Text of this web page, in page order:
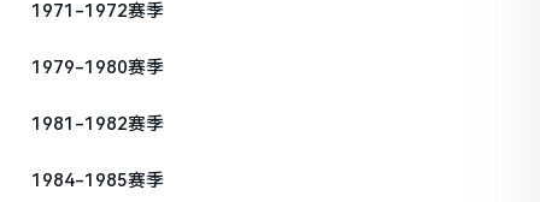
1971-1972赛季
1979-1980赛季
1981-1982赛季
1984-1985赛季